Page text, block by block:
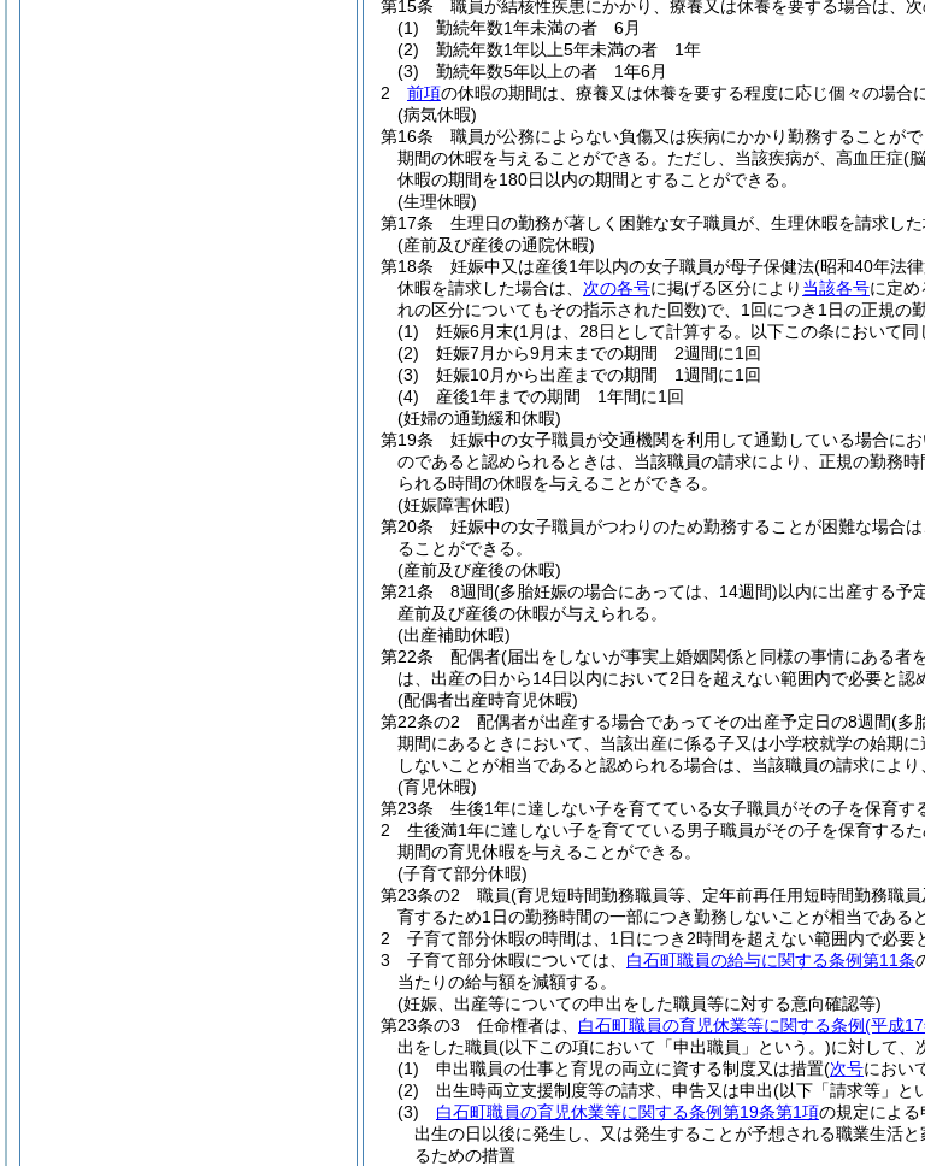
第15条
職員が結核性疾患にかかり、療養又は休養を要する場合は、
(1)
勤続年数1年未満の者 6月
(2)
勤続年数1年以上5年未満の者 1年
(3)
勤続年数5年以上の者 1年6月
2
前項の休暇の期間は、療養又は休養を要する程度に応じ個々の場合
(病気休暇)
第16条
職員が公務によらない負傷又は疾病にかかり勤務することが
期間の休暇を与えることができる。 ただし、当該疾病が、高血圧症(
休暇の期間を180日以内の期間とすることができる。
(生理休暇)
第17条
生理日の勤務が著しく困難な女子職員が、生理休暇を請求し
(産前及び産後の通院休暇)
第18条
妊娠中又は産後1年以内の女子職員が母子保健法(昭和40年法
休暇を請求した場合は、 次の各号に掲げる区分により 当該各号に定め
れの区分についてもその指示された回数)で、1回につき1日の正規の
(1)
妊娠6月末(1月は、28日として計算する。以下この条において同
(2)
妊娠7月から9月末までの期間 2週間に1回
(3)
妊娠10月から出産までの期間 1週間に1回
(4)
産後1年までの期間 1年間に1回
(妊婦の通勤緩和休暇)
第19条
妊娠中の女子職員が交通機関を利用して通勤している場合に
のであると認められるときは、当該職員の請求により、正規の勤務
られる時間の休暇を与えることができる。
(妊娠障害休暇)
第20条
妊娠中の女子職員がつわりのため勤務することが困難な場合
ることができる。
(産前及び産後の休暇)
第21条
8週間(多胎妊娠の場合にあっては、14週間)以内に出産する予
産前及び産後の休暇が与えられる。
(出産補助休暇)
第22条
配偶者(届出をしないが事実上婚姻関係と同様の事情にある者
は、出産の日から14日以内において2日を超えない範囲内で必要と認
(配偶者出産時育児休暇)
第22条の2
配偶者が出産する場合であってその出産予定日の8週間(多
期間にあるときにおいて、当該出産に係る子又は小学校就学の始期
しないことが相当であると認められる場合は、当該職員の請求によ
(育児休暇)
第23条
生後1年に達しない子を育てている女子職員がその子を保育
2
生後満1年に達しない子を育てている男子職員がその子を保育する
期間の育児休暇を与えることができる。
(子育て部分休暇)
第23条の2
職員(育児短時間勤務職員等、定年前再任用短時間勤務職
育するため1日の勤務時間の一部につき勤務しないことが相当である
2
子育て部分休暇の時間は、1日につき2時間を超えない範囲内で必要
3
子育て部分休暇については、 白石町職員の給与に関する条例第11条
当たりの給与額を減額する。
(妊娠、出産等についての申出をした職員等に対する意向確認等)
第23条の3
任命権者は、 白石町職員の育児休業等に関する条例(平成
出をした職員(以下この項において「申出職員」という。)に対して、
(1)
申出職員の仕事と育児の両立に資する制度又は措置(次号におい
(2)
出生時両立支援制度等の請求、申告又は申出(以下「請求等」と
(3)
白石町職員の育児休業等に関する条例第19条第1項の規定によ
出生の日以後に発生し、又は発生することが予想される職業生活
るための措置